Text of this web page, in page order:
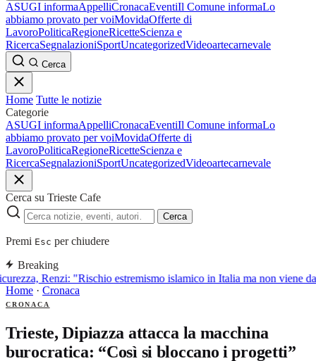
ASUGI informaAppelliCronacaEventiIl Comune informaLo
abbiamo provato per voiMovidaOfferte di
LavoroPoliticaRegioneRicetteScienza e
RicercaSegnalazioniSportUncategorizedVideoartecarnevale
Cerca
Home Tutte le notizie
Categorie
ASUGI informaAppelliCronacaEventiIl Comune informaLo
abbiamo provato per voiMovidaOfferte di
LavoroPoliticaRegioneRicetteScienza e
RicercaSegnalazioniSportUncategorizedVideoartecarnevale
Cerca su Trieste Cafe
Cerca
Premi Esc per chiudere
Breaking
Renzi: "Rischio estremismo islamico in Italia ma non viene
Home · Cronaca
CRONACA
Trieste, Dipiazza attacca la macchina
burocratica: “Così si bloccano i progetti”